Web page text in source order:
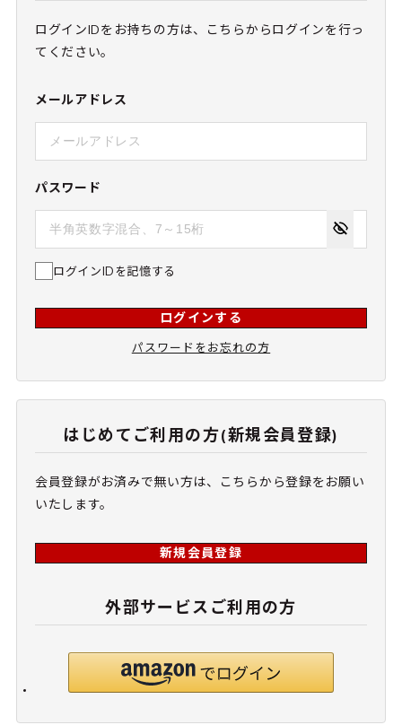
ログインIDをお持ちの方は、こちらからログインを行っ
てください。
メールアドレス
パスワード
ログインIDを記憶する
ログインする
パスワードをお忘れの方
はじめてご利用の方(新規会員登録)
会員登録がお済みで無い方は、こちらから登録をお願い
いたします。
新規会員登録
外部サービスご利用の方